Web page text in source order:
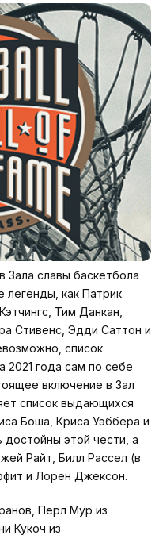
Зала славы баскетбола
легенды, как Патрик
Тим Данкан,
Стивенс, Эдди Саттон и
список
2021 года сам по себе
включение в Зал
список выдающихся
Боша, Криса Уэббера и
этой чести, а
Райт, Билл Рассел (в
и Лорен Джексон.
Перл Мур из
Кукоч из